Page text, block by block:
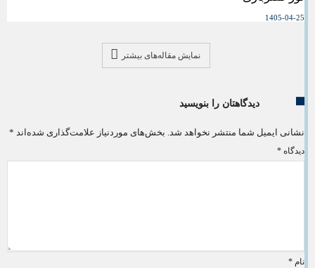
1405-04-25
نمایش مقاله‌های بیشتر
دیدگاهتان را بنویسید
نشانی ایمیل شما منتشر نخواهد شد. بخش‌های موردنیاز علامت‌گذاری شده‌اند *
دیدگاه *
نام *